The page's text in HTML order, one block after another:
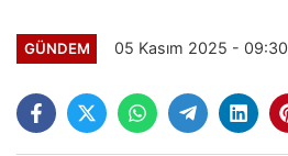
GÜNDEM 05 Kasım 2025 - 09:30